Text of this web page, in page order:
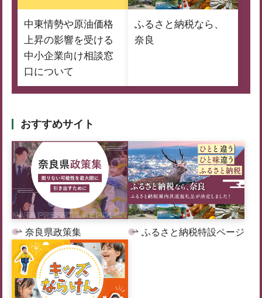
中東情勢や原油価格
上昇の影響を受ける
中小企業向け相談窓
口について
ふるさと納税なら、
奈良
おすすめサイト
奈良県政策集 ふるさと納税特設ページ